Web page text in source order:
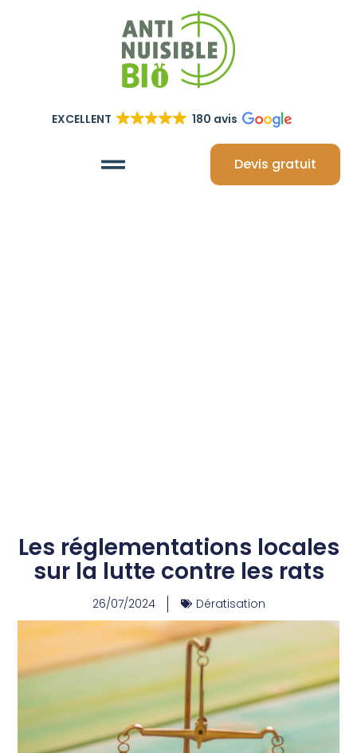
EXCELLENT 180 avis
Devis gratuit
Les réglementations locales
sur la lutte contre les rats
26/07/2024 Dératisation